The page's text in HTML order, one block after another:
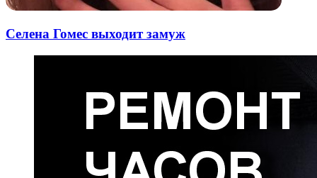
Селена Гомес выходит замуж